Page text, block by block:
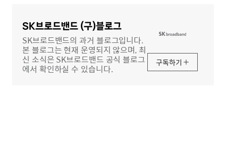
SK브로드밴드 (구)블로그
SK브로드밴드의 과거 블로그입니다.
본 블로그는 현재 운영되지 않으며, 최
신 소식은 SK브로드밴드 공식 블로그
에서 확인하실 수 있습니다.
구독하기